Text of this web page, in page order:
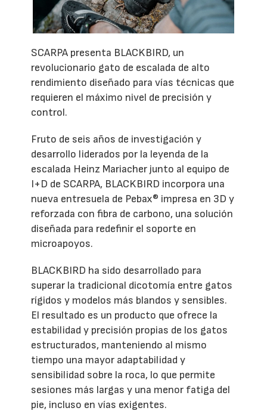
SCARPA presenta BLACKBIRD, un
revolucionario gato de escalada de alto
rendimiento diseñado para vías técnicas que
requieren el máximo nivel de precisión y
control.
Fruto de seis años de investigación y
desarrollo liderados por la leyenda de la
escalada Heinz Mariacher junto al equipo de
I+D de SCARPA, BLACKBIRD incorpora una
nueva entresuela de Pebax® impresa en 3D y
reforzada con fibra de carbono, una solución
diseñada para redefinir el soporte en
microapoyos.
BLACKBIRD ha sido desarrollado para
superar la tradicional dicotomía entre gatos
rígidos y modelos más blandos y sensibles.
El resultado es un producto que ofrece la
estabilidad y precisión propias de los gatos
estructurados, manteniendo al mismo
tiempo una mayor adaptabilidad y
sensibilidad sobre la roca, lo que permite
sesiones más largas y una menor fatiga del
pie, incluso en vías exigentes.